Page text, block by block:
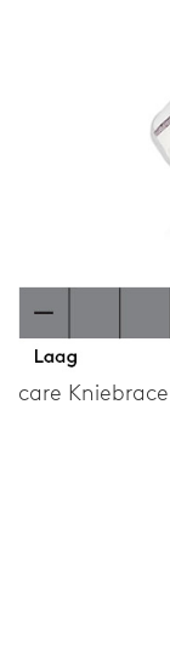
care Kniebrace